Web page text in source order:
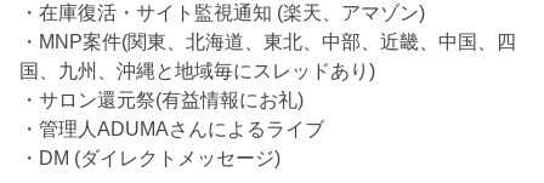
・在庫復活・サイト監視通知 (楽天、アマゾン)
・MNP案件(関東、北海道、東北、中部、近畿、中国、四
国、九州、沖縄と地域毎にスレッドあり)
・サロン還元祭(有益情報にお礼)
・管理人ADUMAさんによるライブ
・DM (ダイレクトメッセージ)